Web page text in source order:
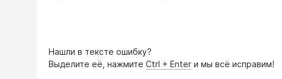
Нашли в тексте ошибку?
Выделите её, нажмите Ctrl + Enter и мы всё исправим!